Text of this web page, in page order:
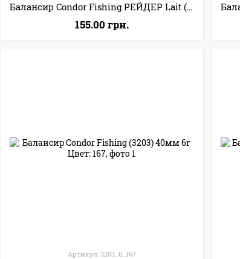
Балансир Condor Fishing РЕЙДЕР Lait (30мм 6г) Цвет: 20
155.00 грн.
Артикул: 3203_6_167